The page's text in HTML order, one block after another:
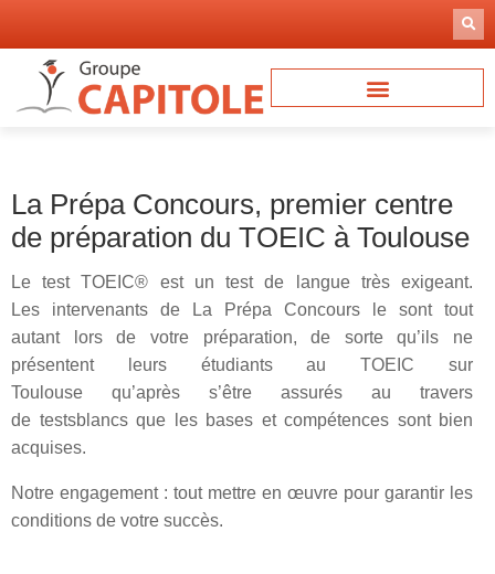
contenu
La Prépa Concours, premier centre
de préparation du TOEIC à Toulouse
Le test TOEIC® est un test de langue très exigeant.
Les intervenants de La Prépa Concours le sont tout
autant lors de votre préparation, de sorte qu’ils ne
présentent leurs étudiants au TOEIC sur
Toulouse qu’après s’être assurés au travers
de testsblancs que les bases et compétences sont bien
acquises.
Notre engagement : tout mettre en œuvre pour garantir les
conditions de votre succès.